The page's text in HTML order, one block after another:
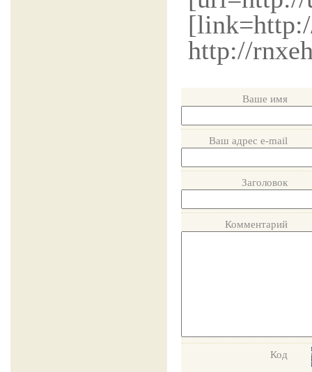
http://
Ваше имя
Ваш адрес e-mail
Заголовок
Комментарий
Код